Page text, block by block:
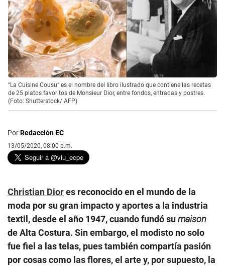
“La Cuisine Cousu” es el nombre del libro ilustrado que contiene las recetas
de 25 platos favoritos de Monsieur Dior, entre fondos, entradas y postres.
(Foto: Shutterstock/ AFP)
PorRedacción EC
13/05/2020, 08:00 p.m.
Christian Diores reconocido en el mundo de la
moda por su gran impacto y aportes a la industria
textil, desde el año 1947, cuando fundó sumaison
de Alta Costura. Sin embargo, el modisto no solo
fue fiel a las telas, pues también compartía pasión
por cosas como las flores, el arte y, por supuesto, la